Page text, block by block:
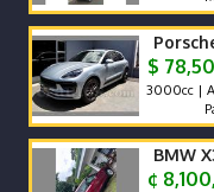
$
3000cc |
Para
BMW
¢